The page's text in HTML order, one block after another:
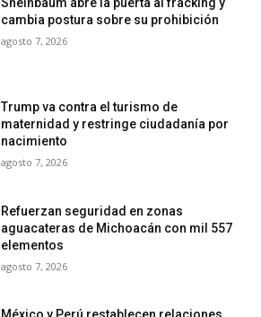
Sheinbaum abre la puerta al fracking y
cambia postura sobre su prohibición
agosto 7, 2026
Trump va contra el turismo de
maternidad y restringe ciudadanía por
nacimiento
agosto 7, 2026
Refuerzan seguridad en zonas
aguacateras de Michoacán con mil 557
elementos
agosto 7, 2026